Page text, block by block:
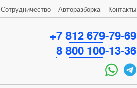
+7 812 679-79-69
8 800 100-13-36
Сотрудничество Авторазборка Контакты